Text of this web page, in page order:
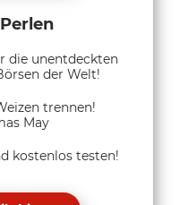
die unentdeckten
der Welt!
trennen!
May
kostenlos testen!